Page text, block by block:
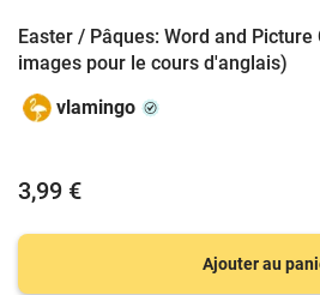
Easter / Pâques: Word and
images pour le cours d'anglais)
vlamingo
3,99 €
Ajouter au